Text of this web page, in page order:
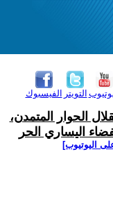
الفيسبوك التويتر
الحوار المتمدن،
اليساري الحر
اليوتيوب]